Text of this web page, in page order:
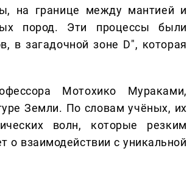
на границе между мантией и
пород. Эти процессы были
в загадочной зоне D", которая
Мотохико Мураками,
Земли. По словам учёных, их
волн, которые резким
о взаимодействии с уникальной